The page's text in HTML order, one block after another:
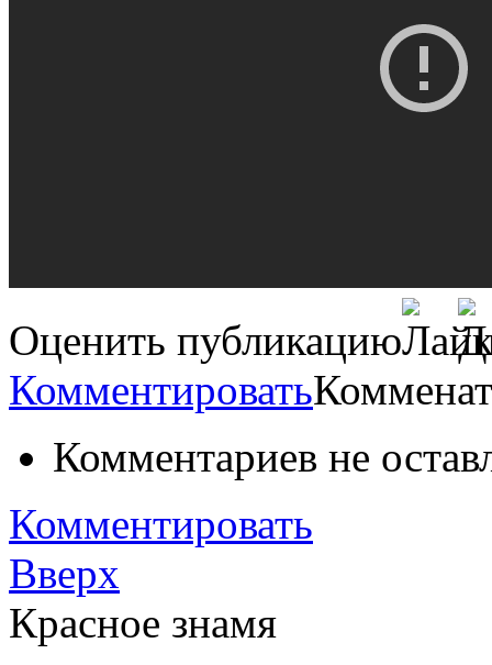
Оценить публикацию
Комментировать
Комментариев не
Комментировать
Вверх
Красное знамя